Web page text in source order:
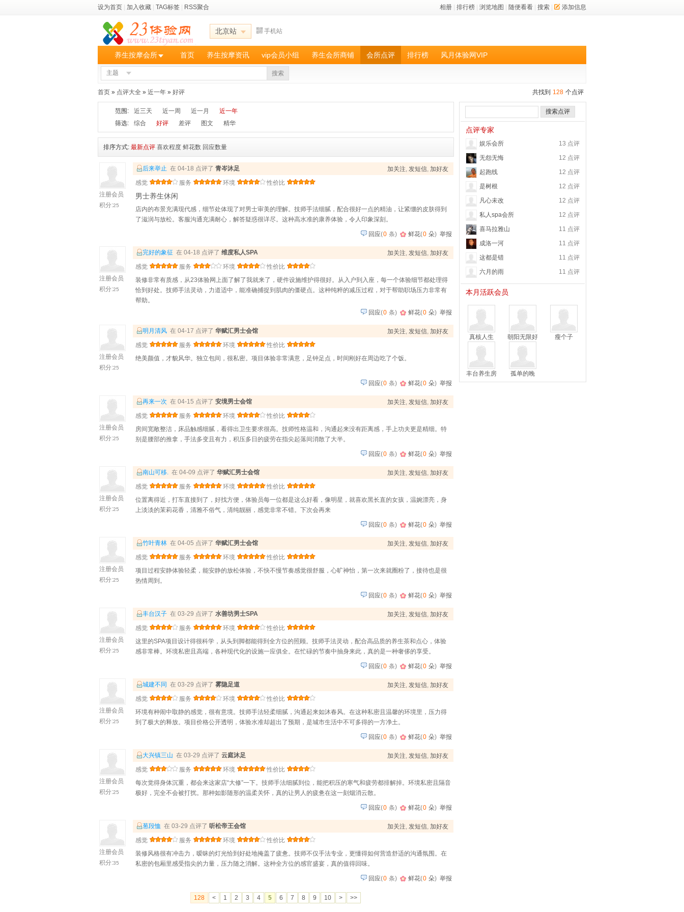
设为首页 加入收藏 TAG标签 RSS聚合 相册 排行榜 浏览地图 随便看看 搜索 添加信息
北京站 手机站
养生按摩会所 首页 养生按摩资讯 vip会员小组 养生会所商铺 会所点评 排行榜 风月体验网VIP
主题 搜索
共找到 128 个点评
首页 » 点评大全 » 近一年 » 好评
范围: 近三天 近一周 近一月
近一年
筛选:
综合 好评 差评 图文 精华
排序方式: 最新点评 喜欢程度 鲜花数 回应数量
注册会员
积分:25
加关注, 发短信, 加好友
后来举止 在 04-18 点评了 青岑沐足
感觉
服务 环境 性价比
男士养生休闲
店内的布景充满现代感，细节处体现了对男士审美的理解。技师手法细腻，配合很好一点的精油，让紧绷的皮肤得到
了滋润与放松。客服沟通充满耐心，解答疑惑很详尽。这种高水准的康养体验，令人印象深刻。
回应(0 条) 鲜花(0 朵) 举报
注册会员
积分:25
加关注, 发短信, 加好友
完好的象征 在 04-18 点评了 维度私人SPA
感觉
服务 环境
性价比
装修非常有质感，从23体验网上面了解了我就来了，硬件设施维护得很好。从入户到入座，每一个体验细节都处理得
恰到好处。技师手法灵动，力道适中，能准确捕捉到肌肉的僵硬点。这种纯粹的减压过程，对于帮助职场压力非常有
帮助。
回应(0 条) 鲜花(0 朵) 举报
注册会员
积分:25
加关注, 发短信, 加好友
明月清风 在 04-17 点评了 华赋汇男士会馆
感觉
服务 环境
性价比
绝美颜值，才貌风华。独立包间，很私密。项目体验非常满意，足钟足点，时间刚好在周边吃了个饭。
回应(0 条) 鲜花(0 朵) 举报
注册会员
积分:25
加关注, 发短信, 加好友
再来一次 在 04-15 点评了 安境男士会馆
感觉
服务 环境
性价比
房间宽敞整洁，床品触感细腻，看得出卫生要求很高。技师性格温和，沟通起来没有距离感，手上功夫更是精细。特
别是腰部的推拿，手法多变且有力，积压多日的疲劳在指尖起落间消散了大半。
回应(0 条) 鲜花(0 朵) 举报
注册会员
积分:25
加关注, 发短信, 加好友
南山可移. 在 04-09 点评了 华赋汇男士会馆
感觉
服务 环境
性价比
位置离得近，打车直接到了，好找方便，体验员每一位都是这么好看，像明星，就喜欢黑长直的女孩，温婉漂亮，身
上淡淡的茉莉花香，清雅不俗气，清纯靓丽，感觉非常不错。下次会再来
回应(0 条) 鲜花(0 朵) 举报
注册会员
积分:25
加关注, 发短信, 加好友
竹叶青林 在 04-05 点评了 华赋汇男士会馆
感觉
服务 环境
性价比
项目过程安静体验轻柔，能安静的放松体验，不快不慢节奏感觉很舒服，心旷神怡，第一次来就圈粉了，接待也是很
热情周到。
回应(0 条) 鲜花(0 朵) 举报
注册会员
积分:25
加关注, 发短信, 加好友
丰台汉子 在 03-29 点评了 水善坊男士SPA
感觉
服务 环境
性价比
这里的SPA项目设计得很科学，从头到脚都能得到全方位的照顾。技师手法灵动，配合高品质的养生茶和点心，体验
感非常棒。环境私密且高端，各种现代化的设施一应俱全。在忙碌的节奏中抽身来此，真的是一种奢侈的享受。
回应(0 条) 鲜花(0 朵) 举报
注册会员
积分:25
加关注, 发短信, 加好友
城建不同 在 03-29 点评了 雾隐足道
感觉
服务 环境
性价比
环境有种闹中取静的感觉，很有意境。技师手法轻柔细腻，沟通起来如沐春风。在这种私密且温馨的环境里，压力得
到了极大的释放。项目价格公开透明，体验水准却超出了预期，是城市生活中不可多得的一方净土。
回应(0 条) 鲜花(0 朵) 举报
注册会员
积分:25
加关注, 发短信, 加好友
大兴镇三山 在 03-29 点评了 云庭沐足
感觉
服务 环境
性价比
每次觉得身体沉重，都会来这家店“大修”一下。技师手法细腻到位，能把积压的寒气和疲劳都排解掉。环境私密且隔音
极好，完全不会被打扰。那种如影随形的温柔关怀，真的让男人的疲惫在这一刻烟消云散。
回应(0 条) 鲜花(0 朵) 举报
注册会员
积分:35
加关注, 发短信, 加好友
葱段恤 在 03-29 点评了 听松帝王会馆
感觉
服务 环境
性价比
装修风格很有冲击力，暧昧的灯光恰到好处地掩盖了疲惫。技师不仅手法专业，更懂得如何营造舒适的沟通氛围。在
私密的包厢里感受指尖的力量，压力随之消解。这种全方位的感官盛宴，真的值得回味。
回应(0 条) 鲜花(0 朵) 举报
128 < 1 2 3 4 5 6 7 8 9 10 > >>
搜索点评
点评专家
13 点评
娱乐会所
12 点评
无怨无悔
12 点评
起跑线
12 点评
是树根
12 点评
凡心未改
12 点评
私人spa会所
11 点评
喜马拉雅山
11 点评
成洛一河
11 点评
这都是错
11 点评
六月的雨
本月活跃会员
真核人生 朝阳无限好 瘦个子
丰台养生房 孤单的晚